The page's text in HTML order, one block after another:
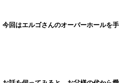
今回はエルゴさんのオーバーホールを